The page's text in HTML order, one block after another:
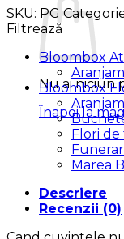
Nu ai niciun
Înapoi la
SKU: PG
Filtrează
Bloombox
Bloombox
Flori de
Marea
Descriere
Recenzii (0)